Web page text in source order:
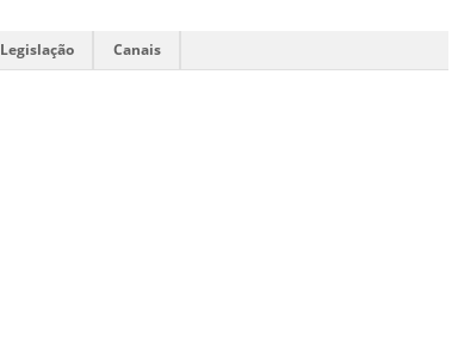
Legislação Canais